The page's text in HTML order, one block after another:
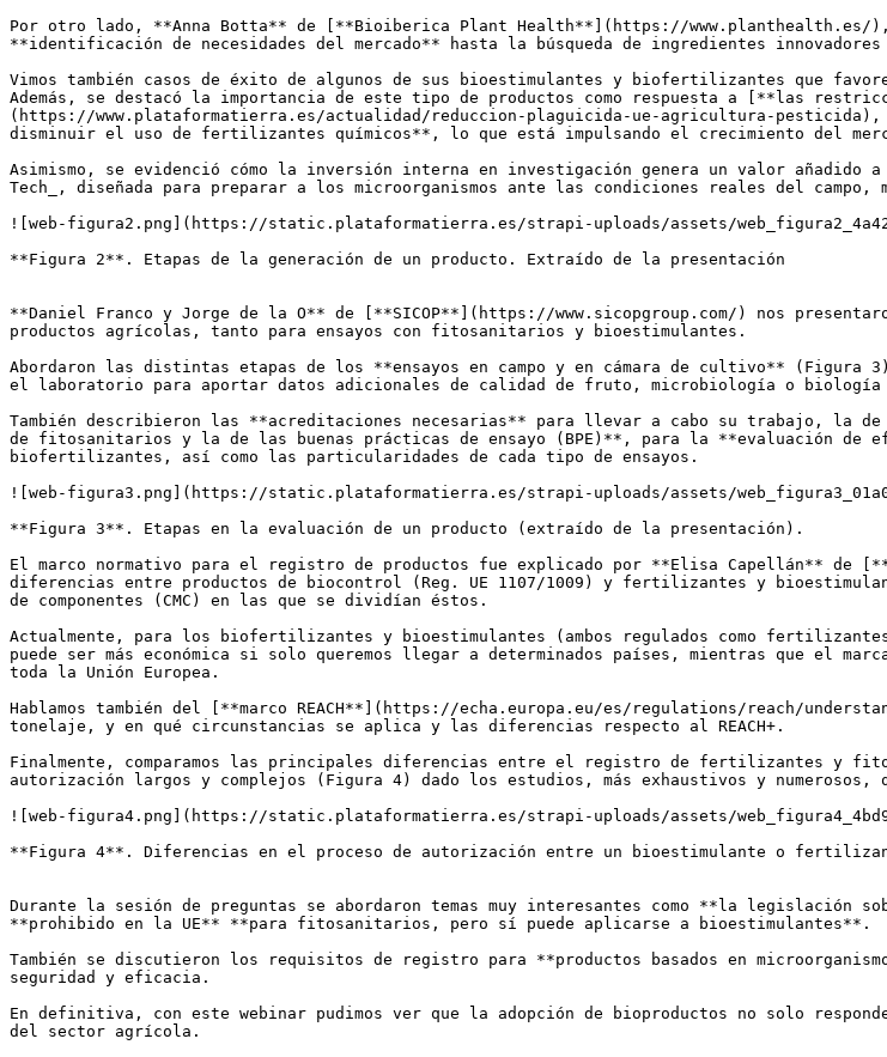
Por otro lado, **Anna Botta** de [**Bioiberica Plant Health**](https://www.planthealth.es/
**identificación de necesidades del mercado** hasta la búsqueda de ingredientes
Vimos también casos de éxito de algunos de sus bioestimulantes y biofertilizantes que
Además, se destacó la importancia de este tipo de productos como respuesta a [**las
(https://www.plataformatierra.es/actualidad/reduccion-plaguicida-ue-agricultura-
disminuir el uso de fertilizantes químicos**, lo que está impulsando el crecimiento del
Asimismo, se evidenció cómo la inversión interna en investigación genera un valor añadido
Tech_, diseñada para preparar a los microorganismos ante las condiciones reales del
![web-figura2.png](https://static.plataformatierra.es/strapi-uploads/assets/
**Figura 2**. Etapas de la generación de un producto. Extraído de la presentación
**Daniel Franco y Jorge de la O** de [**SICOP**](https://www.sicopgroup.com/) nos
productos agrícolas, tanto para ensayos con fitosanitarios y bioestimulantes.
Abordaron las distintas etapas de los **ensayos en campo y en cámara de cultivo**
el laboratorio para aportar datos adicionales de calidad de fruto, microbiología o biología
También describieron las **acreditaciones necesarias** para llevar a cabo su trabajo, la
de fitosanitarios y la de las buenas prácticas de ensayo (BPE)**, para la **evaluación
biofertilizantes, así como las particularidades de cada tipo de ensayos.
![web-figura3.png](https://static.plataformatierra.es/strapi-uploads/assets/
**Figura 3**. Etapas en la evaluación de un producto (extraído de la presentación).
El marco normativo para el registro de productos fue explicado por **Elisa Capellán**
diferencias entre productos de biocontrol (Reg. UE 1107/1009) y fertilizantes y
de componentes (CMC) en las que se dividían éstos.
Actualmente, para los biofertilizantes y bioestimulantes (ambos regulados como
puede ser más económica si solo queremos llegar a determinados países, mientras que el
toda la Unión Europea.
Hablamos también del [**marco REACH**](https://echa.europa.eu/es/regulations/reach/
tonelaje, y en qué circunstancias se aplica y las diferencias respecto al REACH+.
Finalmente, comparamos las principales diferencias entre el registro de fertilizantes y
autorización largos y complejos (Figura 4) dado los estudios, más exhaustivos y numerosos,
![web-figura4.png](https://static.plataformatierra.es/strapi-uploads/assets/
**Figura 4**. Diferencias en el proceso de autorización entre un bioestimulante o
Durante la sesión de preguntas se abordaron temas muy interesantes como **la legislación
**prohibido en la UE** **para fitosanitarios, pero sí puede aplicarse a bioestimulantes**.
También se discutieron los requisitos de registro para **productos basados en
seguridad y eficacia.
En definitiva, con este webinar pudimos ver que la adopción de bioproductos no solo
del sector agrícola.